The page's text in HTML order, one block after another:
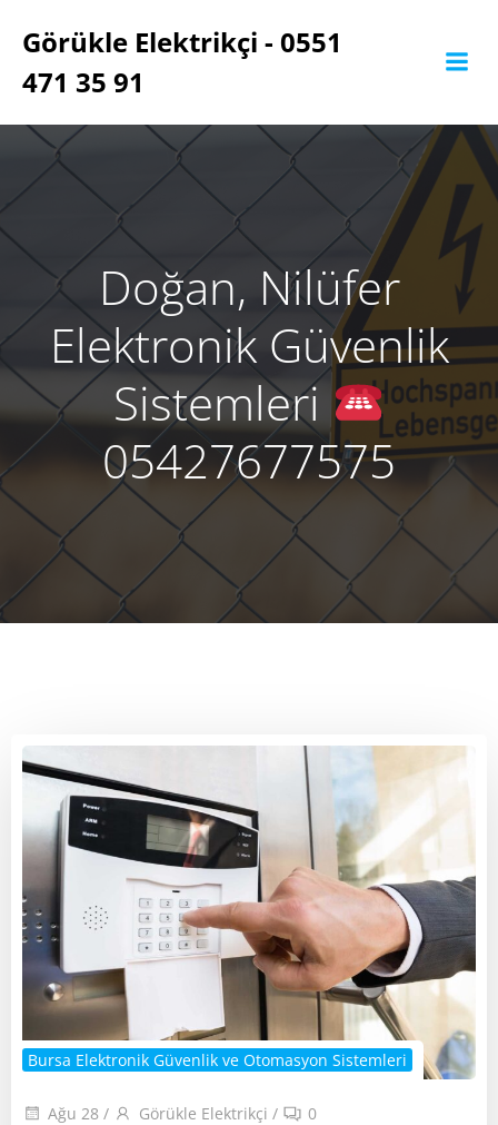
geç
Görükle Elektrikçi - 0551
471 35 91
Doğan, Nilüfer
Elektronik Güvenlik
Sistemleri
05427677575
Bursa Elektronik Güvenlik ve Otomasyon Sistemleri
Ağu 28 / Görükle Elektrikçi / 0